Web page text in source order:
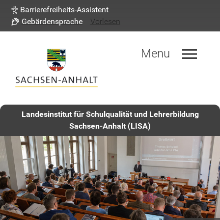
Menu menu
Barrierefreiheits-Assistent
Gebärdensprache
Vorlesen
Landesinstitut für Schulqualität und Lehrerbildung
Sachsen-Anhalt (LISA)